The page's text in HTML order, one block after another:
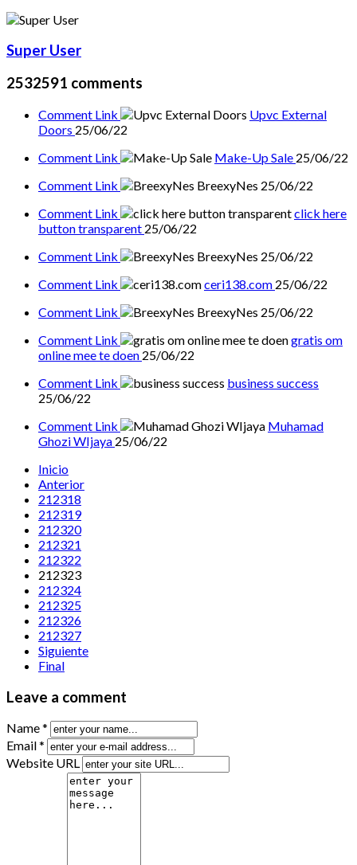
Super User
2532591 comments
Comment Link
Upvc External
Doors 25/06/22
Comment Link
Make-Up Sale 25/06/22
Comment Link
BreexyNes 25/06/22
Comment Link
click here
button transparent 25/06/22
Comment Link
BreexyNes 25/06/22
Comment Link
ceri138.com 25/06/22
Comment Link
BreexyNes 25/06/22
Comment Link
gratis om
online mee te doen 25/06/22
Comment Link
business success
25/06/22
Comment Link
Muhamad
Ghozi WIjaya 25/06/22
Inicio
Anterior
212318
212319
212320
212321
212322
212323
212324
212325
212326
212327
Siguiente
Final
Leave a comment
Name *
Email *
Website URL